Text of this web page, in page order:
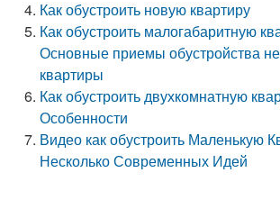
Как обустроить новую квартиру
Как обустроить малогабаритную
Основные приемы обустройства
квартиры
Как обустроить двухкомнатную
Особенности
Видео как обустроить Маленькую
Несколько Современных Идей